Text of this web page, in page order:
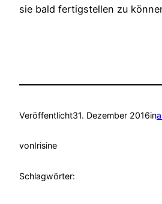
sie bald fertigstellen zu
Veröffentlicht31. Dezember 2016in
vonIrisine
Schlagwörter: